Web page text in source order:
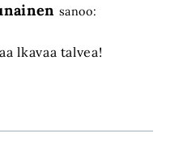
sanoo:
lkavaa talvea!